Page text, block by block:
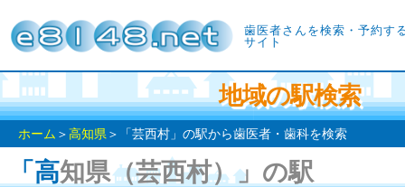
歯医者さんを検索・予約す
サイト
地域の駅検索
ホーム ＞高知県 ＞「芸西村」の駅から歯医者・歯科を検索
「高知県（芸西村）」の駅